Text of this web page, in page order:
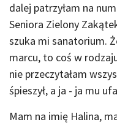
dalej patrzyłam na
Seniora Zielony
szuka mi sanatorium.
marcu, to coś w
nie przeczytałam
śpieszył, a ja - ja mu
Mam na imię Halina,